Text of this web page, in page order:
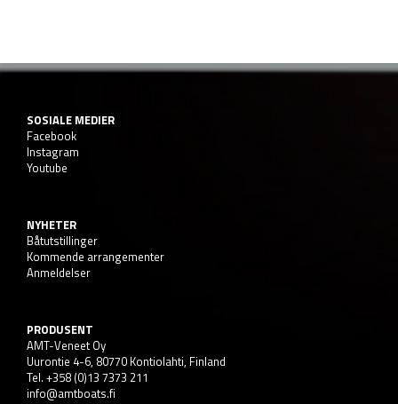
SOSIALE MEDIER
Facebook
Instagram
Youtube
NYHETER
Båtutstillinger
Kommende arrangementer
Anmeldelser
PRODUSENT
AMT-Veneet Oy
Uurontie 4-6, 80770 Kontiolahti, Finland
Tel. +358 (0)13 7373 211
info@amtboats.fi